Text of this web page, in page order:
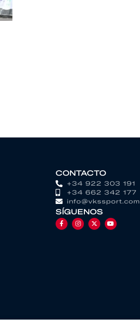
CONTACTO
+34 922 303 191
+34 662 342 177
info@vkssport.com
SÍGUENOS